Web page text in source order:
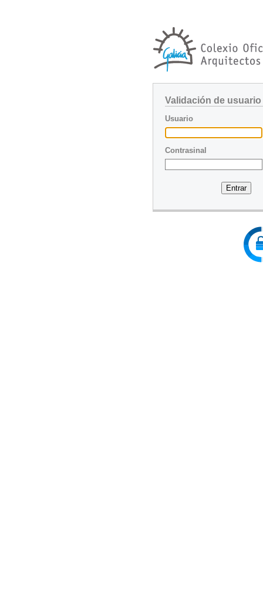
Validación de usuario
Usuario
Contrasinal